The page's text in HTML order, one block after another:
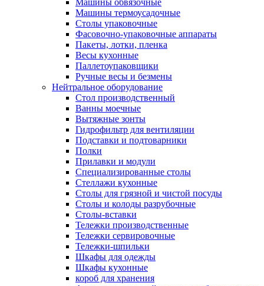
Машины обвязочные
Машины термоусадочные
Столы упаковочные
Фасовочно-упаковочные аппараты
Пакеты, лотки, пленка
Весы кухонные
Паллетоупаковщики
Ручные весы и безмены
Нейтральное оборудование
Cтол производственный
Ванны моечные
Вытяжные зонты
Гидрофильтр для вентиляции
Подставки и подтоварники
Полки
Прилавки и модули
Специализированные столы
Стеллажи кухонные
Столы для грязной и чистой посуды
Столы и колоды разрубочные
Столы-вставки
Тележки производственные
Тележки сервировочные
Тележки-шпильки
Шкафы для одежды
Шкафы кухонные
короб для хранения